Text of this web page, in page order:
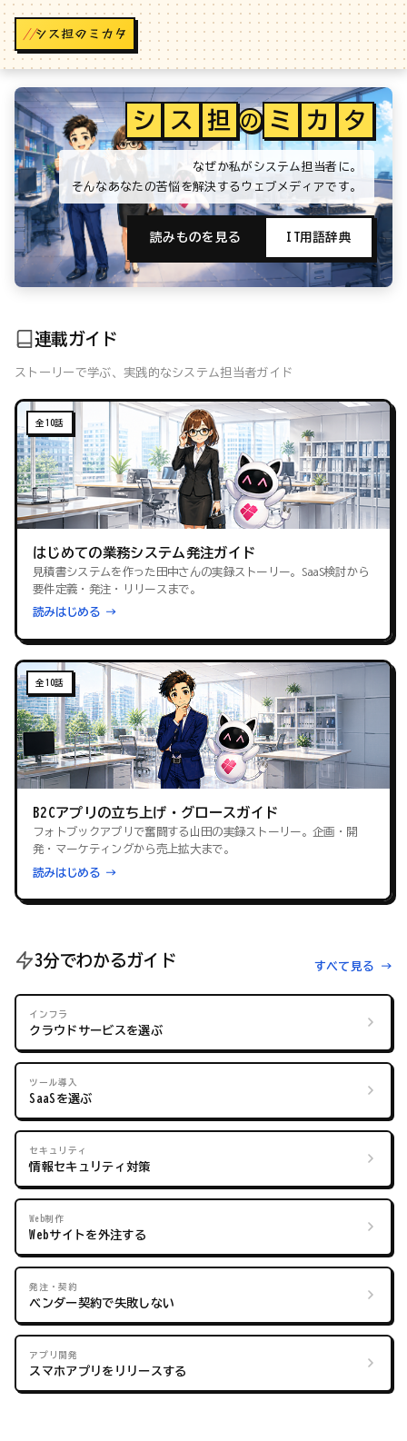
//
シ ス 担 の ミ カ タ
なぜか私がシステム担当者に。
そんなあなたの苦悩を解決するウェブメディアです。
読みものを見る IT用語辞典
連載ガイド
ストーリーで学ぶ、実践的なシステム担当者ガイド
全10話
はじめての業務システム発注ガイド
見積書システムを作った田中さんの実録ストーリー。SaaS検討から
要件定義・発注・リリースまで。
読みはじめる →
全10話
B2Cアプリの立ち上げ・グロースガイド
フォトブックアプリで奮闘する山田の実録ストーリー。企画・開
発・マーケティングから売上拡大まで。
読みはじめる →
3分でわかるガイド すべて見る →
インフラ
クラウドサービスを選ぶ
ツール導入
SaaSを選ぶ
セキュリティ
情報セキュリティ対策
Web制作
Webサイトを外注する
発注・契約
ベンダー契約で失敗しない
アプリ開発
スマホアプリをリリースする